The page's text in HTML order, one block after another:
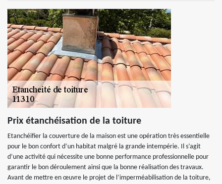
Prix étanchéisation de la toiture
Etanchéifier la couverture de la maison est une opération très essentielle
pour le bon confort d’un habitat malgré la grande intempérie. Il s’agit
d’une activité qui nécessite une bonne performance professionnelle pour
garantir le bon déroulement ainsi que la bonne réalisation des travaux.
Avant de mettre en œuvre le projet de l’imperméabilisation de la toiture,